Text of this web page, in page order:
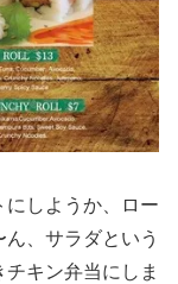
にしようか、ロー
、サラダという
キン弁当にしま